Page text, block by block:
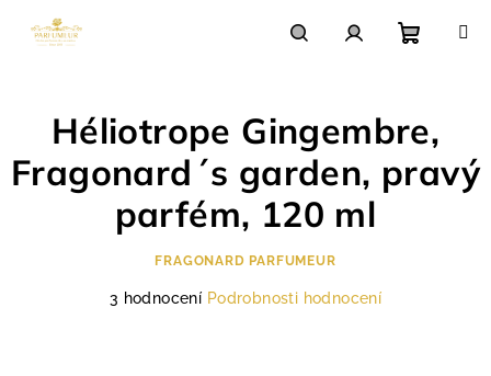
košík
Héliotrope Gingembre,
Fragonard´s garden, pravý
parfém, 120 ml
FRAGONARD PARFUMEUR
Průměrné
3 hodnocení Podrobnosti hodnocení